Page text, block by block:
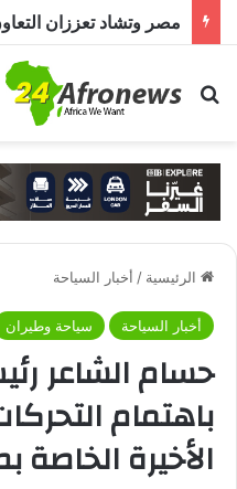
بحث عن
الرئيسية / أخبار السياحة
أخبار السياحة سياحة وطيران
حسام الشاعر
باهتمام
الأخيرة الخاصة